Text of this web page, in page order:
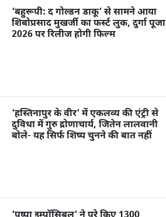
‘बहुरूपी: द गोल्डन डाकू’ से सामने आया
शिबोप्रसाद मुखर्जी का फर्स्ट लुक, दुर्गा पूजा
2026 पर रिलीज होगी फिल्म
‘हस्तिनापुर के वीर’ में एकलव्य की एंट्री से
दुविधा में गुरु द्रोणाचार्य, जितेन लालवानी
बोले- यह सिर्फ शिष्य चुनने की बात नहीं